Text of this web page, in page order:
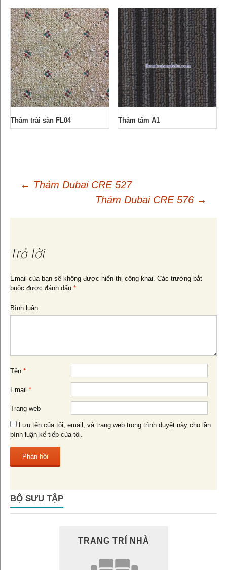
Thảm trải sàn FL04 Thảm tấm A1
hướng
bài
viết
← Thảm Dubai CRE 527
Thảm Dubai CRE 576 →
Trả lời
Email của bạn sẽ không được hiển thị công khai. Các trường bắt
buộc được đánh dấu *
Bình luận
Tên *
Email *
Trang web
Lưu tên của tôi, email, và trang web trong trình duyệt này cho lần
bình luận kế tiếp của tôi.
BỘ SƯU TẬP
TRANG TRÍ NHÀ